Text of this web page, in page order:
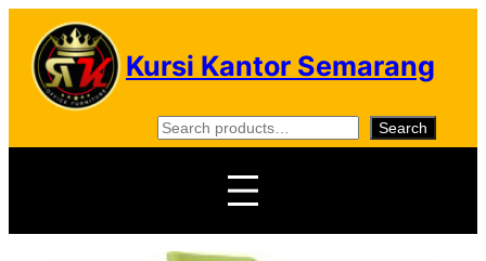
Skip
content
Kursi Kantor Semarang
S
e
c
Search